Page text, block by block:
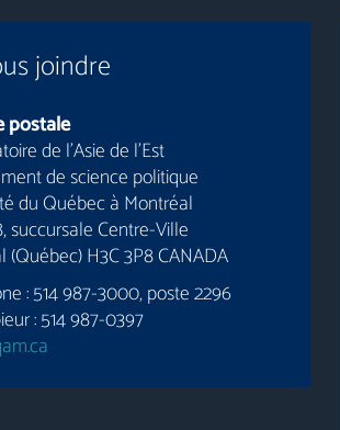
joindre
postale
de l’Asie de l’Est
de science politique
du Québec à Montréal
succursale Centre-Ville
(Québec) H3C 3P8 CANADA
: 514 987-3000, poste 2296
: 514 987-0397